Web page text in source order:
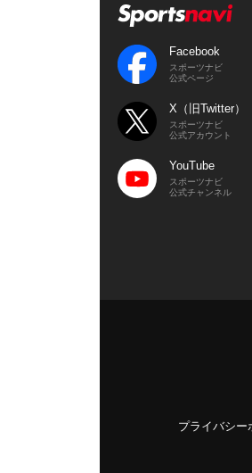
Facebook
スポーツナビ
公式ページ
X（旧Twitter）
スポーツナビ
公式アカウント
YouTube
スポーツナビ
公式チャンネル
プライバシー